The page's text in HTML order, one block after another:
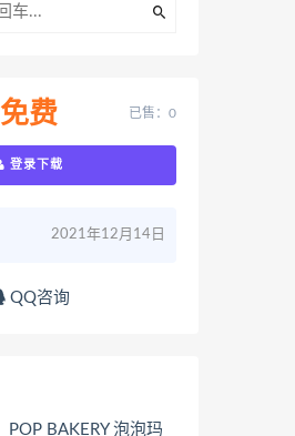
免费 已售：0
登录下载
2021年12月14日
QQ咨询
POP BAKERY 泡泡玛